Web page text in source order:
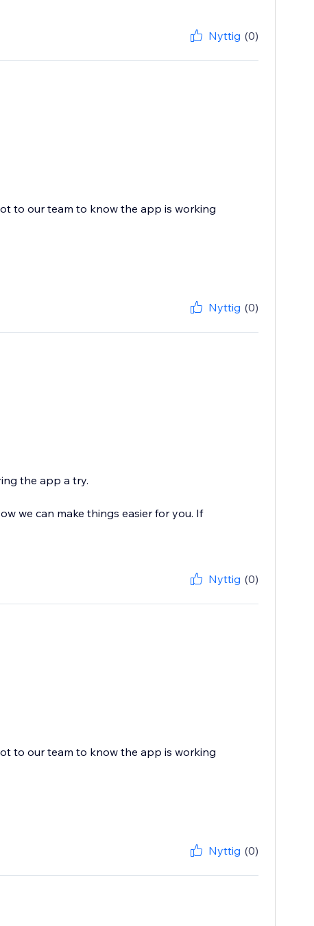
Nyttig (0)
to our team to know the app is working
Nyttig (0)
the app a try.
we can make things easier for you. If
Nyttig (0)
to our team to know the app is working
Nyttig (0)